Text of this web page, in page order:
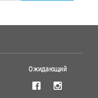
Ожидающий